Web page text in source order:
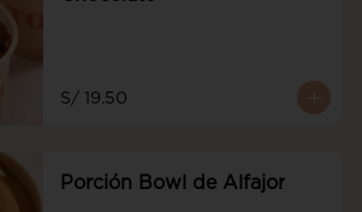
S/ 19.50
Porción Bowl de Alfajor